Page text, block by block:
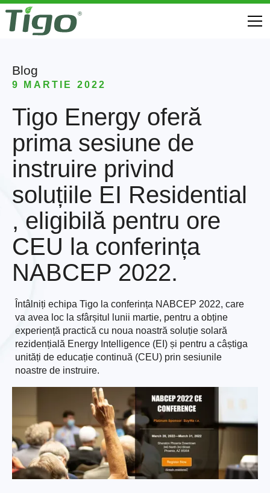
Blog
9 MARTIE 2022
Tigo Energy oferă
prima sesiune de
instruire privind
soluțiile EI Residential
, eligibilă pentru ore
CEU la conferința
NABCEP 2022.
Întâlniți echipa Tigo la conferința NABCEP 2022, care
va avea loc la sfârșitul lunii martie, pentru a obține
experiență practică cu noua noastră soluție solară
rezidențială Energy Intelligence (EI) și pentru a câștiga
unități de educație continuă (CEU) prin sesiunile
noastre de instruire.